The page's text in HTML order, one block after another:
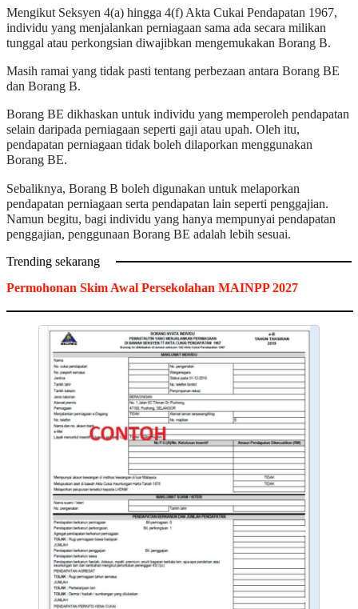
Mengikut Seksyen 4(a) hingga 4(f) Akta Cukai Pendapatan 1967,
individu yang menjalankan perniagaan sama ada secara milikan
tunggal atau perkongsian diwajibkan mengemukakan Borang B.
Masih ramai yang tidak pasti tentang perbezaan antara Borang BE
dan Borang B.
Borang BE dikhaskan untuk individu yang memperoleh pendapatan
selain daripada perniagaan seperti gaji atau upah. Oleh itu,
pendapatan perniagaan tidak boleh dilaporkan menggunakan
Borang BE.
Sebaliknya, Borang B boleh digunakan untuk melaporkan
pendapatan perniagaan serta pendapatan lain seperti penggajian.
Namun begitu, bagi individu yang hanya mempunyai pendapatan
penggajian, penggunaan Borang BE adalah lebih sesuai.
Trending sekarang
Permohonan Skim Awal Persekolahan MAINPP 2027